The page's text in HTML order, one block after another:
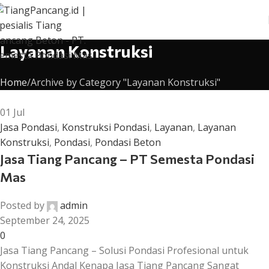
Layanan Konstruksi
Home Archive by Category "Layanan Konstruksi"
01 Jul
Jasa Pondasi, Konstruksi Pondasi, Layanan, Layanan
Konstruksi, Pondasi, Pondasi Beton
Jasa Tiang Pancang – PT Semesta Pondasi
Mas
Posted by
admin
September 24, 2025
0
Jasa Tiang Pancang – Solusi Pondasi Profesional untuk
Konstruksi Andal Kenapa Jasa Tiang Pancang Sangat